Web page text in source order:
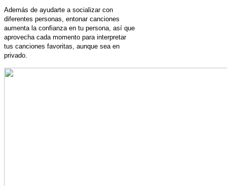
Además de ayudarte a socializar con
diferentes personas, entonar canciones
aumenta la confianza en tu persona, así que
aprovecha cada momento para interpretar
tus canciones favoritas, aunque sea en
privado.